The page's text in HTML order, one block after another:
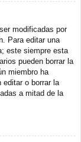
modificadas por
Para editar una
este siempre esta
pueden borrar la
miembro ha
editar o borrar la
a mitad de la